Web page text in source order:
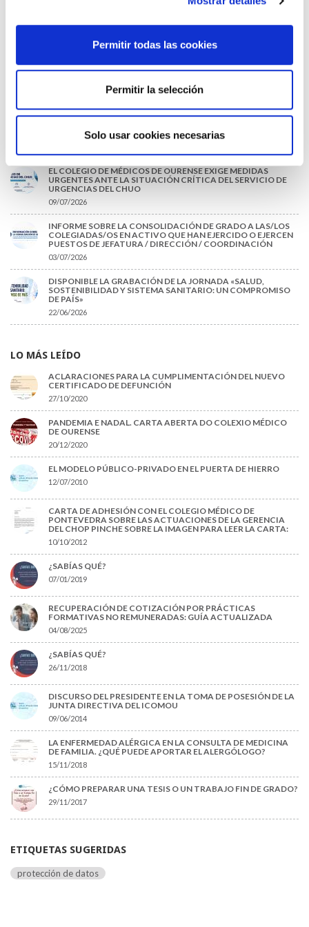
Permitir todas las cookies
Permitir la selección
Solo usar cookies necesarias
DE CASOS CLÍNICOS PARA MÉDICOS INTERNOS RESIDENTES
TRÁFICO SUPRIME LAS EXENCIONES MÉDICAS PARA EL USO
EL AUMENTO DE PRIMAS A MUFACE NO MEJORA LAS
MUTUALISTAS
EL COLEGIO DE MÉDICOS DE OURENSE EXIGE MEDIDAS
URGENTES ANTE LA SITUACIÓN CRÍTICA DEL SERVICIO DE
URGENCIAS DEL CHUO
09/07/2026
INFORME SOBRE LA CONSOLIDACIÓN DE GRADO A LAS/LOS
COLEGIADAS/OS EN ACTIVO QUE HAN EJERCIDO O EJERCEN
PUESTOS DE JEFATURA / DIRECCIÓN / COORDINACIÓN
03/07/2026
DISPONIBLE LA GRABACIÓN DE LA JORNADA «SALUD,
SOSTENIBILIDAD Y SISTEMA SANITARIO: UN COMPROMISO
DE PAÍS»
22/06/2026
LO MÁS LEÍDO
ACLARACIONES PARA LA CUMPLIMENTACIÓN DEL NUEVO
CERTIFICADO DE DEFUNCIÓN
27/10/2020
PANDEMIA E NADAL. CARTA ABERTA DO COLEXIO MÉDICO
DE OURENSE
20/12/2020
EL MODELO PÚBLICO-PRIVADO EN EL PUERTA DE HIERRO
12/07/2010
CARTA DE ADHESIÓN CON EL COLEGIO MÉDICO DE
PONTEVEDRA SOBRE LAS ACTUACIONES DE LA GERENCIA
DEL CHOP PINCHE SOBRE LA IMAGEN PARA LEER LA CARTA:
10/10/2012
¿SABÍAS QUÉ?
07/01/2019
RECUPERACIÓN DE COTIZACIÓN POR PRÁCTICAS
FORMATIVAS NO REMUNERADAS: GUÍA ACTUALIZADA
04/08/2025
¿SABÍAS QUÉ?
26/11/2018
DISCURSO DEL PRESIDENTE EN LA TOMA DE POSESIÓN DE LA
JUNTA DIRECTIVA DEL ICOMOU
09/06/2014
LA ENFERMEDAD ALÉRGICA EN LA CONSULTA DE MEDICINA
DE FAMILIA. ¿QUÉ PUEDE APORTAR EL ALERGÓLOGO?
15/11/2018
¿CÓMO PREPARAR UNA TESIS O UN TRABAJO FIN DE GRADO?
29/11/2017
ETIQUETAS SUGERIDAS
protección de datos